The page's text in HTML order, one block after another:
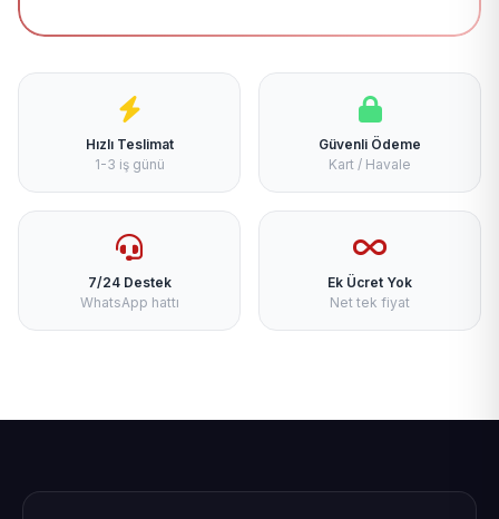
Hızlı Teslimat
1-3 iş günü
Güvenli Ödeme
Kart / Havale
7/24 Destek
WhatsApp hattı
Ek Ücret Yok
Net tek fiyat